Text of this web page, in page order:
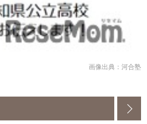
画像出典：河合塾